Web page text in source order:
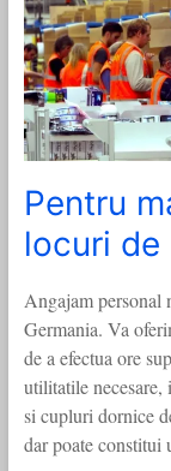
Pentru
locuri de
Angajam personal
Germania. Va
de a efectua ore
utilitatile
si cupluri dornice
dar poate constitui